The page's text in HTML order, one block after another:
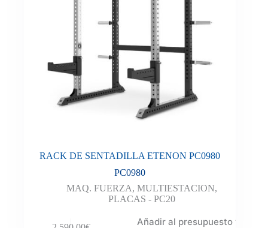
RACK DE SENTADILLA ETENON PC0980
PC0980
MAQ. FUERZA,MULTIESTACION,
PLACAS - PC20
Añadir al presupuesto y